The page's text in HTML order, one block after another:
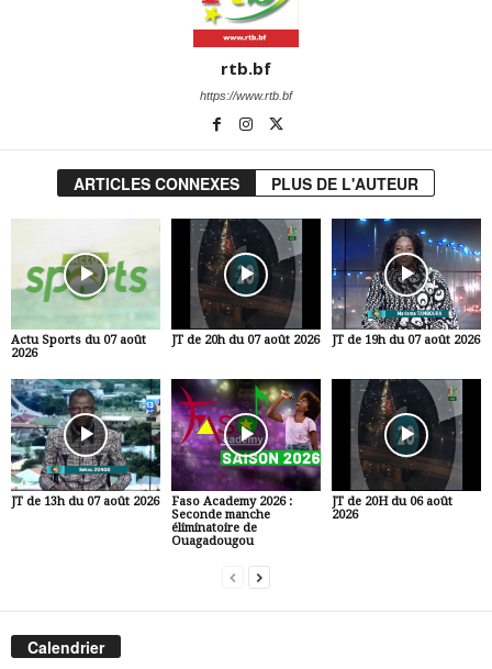
rtb.bf
https://www.rtb.bf
ARTICLES CONNEXES PLUS DE L'AUTEUR
Actu Sports du 07 août
2026
JT de 20h du 07 août 2026 JT de 19h du 07 août 2026
JT de 13h du 07 août 2026
Faso Academy 2026 :
Seconde manche
éliminatoire de
Ouagadougou
JT de 20H du 06 août
2026
Calendrier